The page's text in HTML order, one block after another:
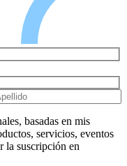
basadas en mis
servicios, eventos
la suscripción en